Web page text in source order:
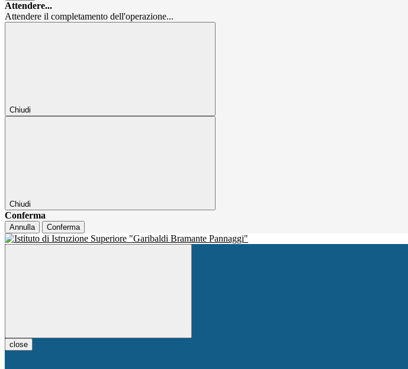
Attendere...
Attendere il completamento dell'operazione...
Chiudi
Chiudi
Conferma
Annulla Conferma
close